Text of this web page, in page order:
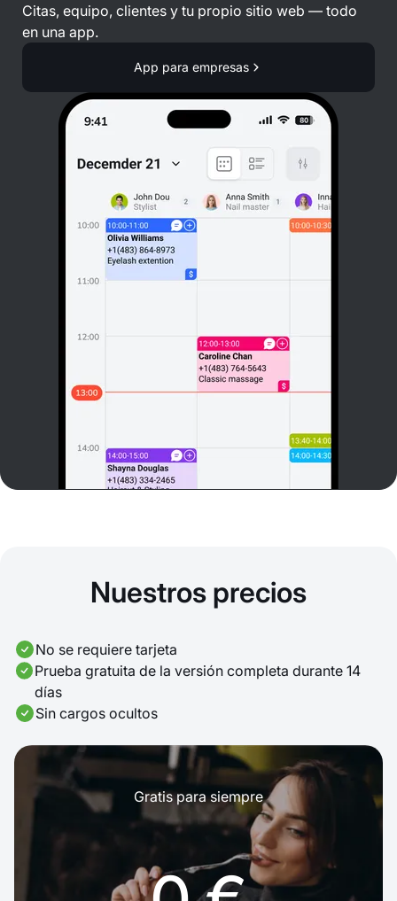
Citas, equipo, clientes y tu propio sitio web — todo
en una app.
App para empresas
Nuestros precios
No se requiere tarjeta
Prueba gratuita de la versión completa durante 14
días
Sin cargos ocultos
Gratis para siempre